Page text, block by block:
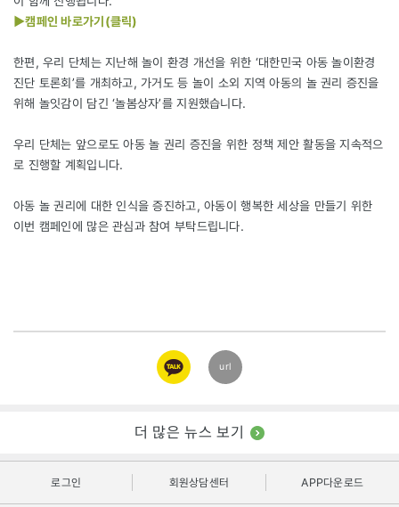
▶캠페인 바로가기(클릭)
한편, 우리 단체는 지난해 놀이 환경 개선을 위한 ‘대한민국 아동 놀이환경
진단 토론회’를 개최하고, 가거도 등 놀이 소외 지역 아동의 놀 권리 증진을
위해 놀잇감이 담긴 ‘놀봄상자’를 지원했습니다.
우리 단체는 앞으로도 아동 놀 권리 증진을 위한 정책 제안 활동을 지속적으
로 진행할 계획입니다.
아동 놀 권리에 대한 인식을 증진하고, 아동이 행복한 세상을 만들기 위한
이번 캠페인에 많은 관심과 참여 부탁드립니다.
카카오
링크
url
더 많은 뉴스 보기
로그인 회원상담센터 APP다운로드